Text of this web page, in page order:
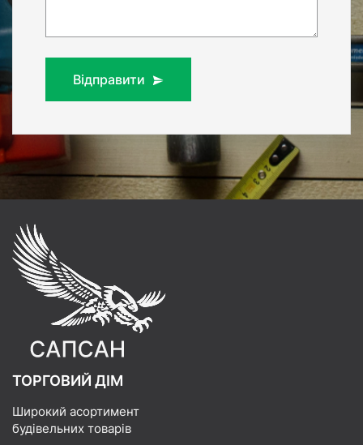
Відправити
ТОРГОВИЙ ДІМ
Широкий асортимент
будівельних товарів